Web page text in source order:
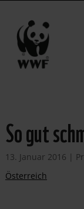
So gut
13. Januar 2016 |
Österreich